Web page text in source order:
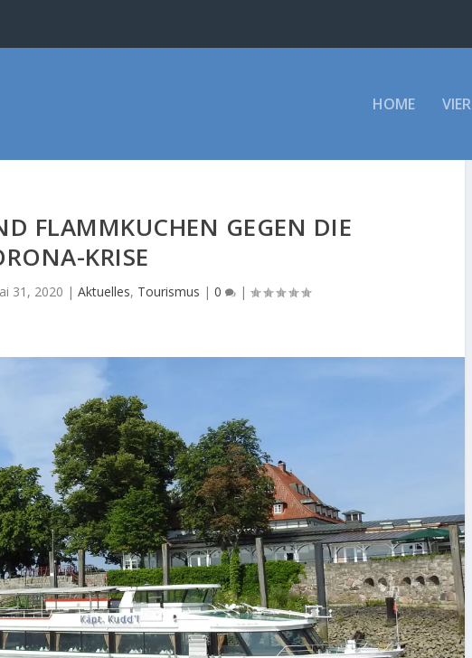
HOME
FLAMMKUCHEN GEGEN DIE
KRISE
31, 2020 |Aktuelles, Tourismus |0 |